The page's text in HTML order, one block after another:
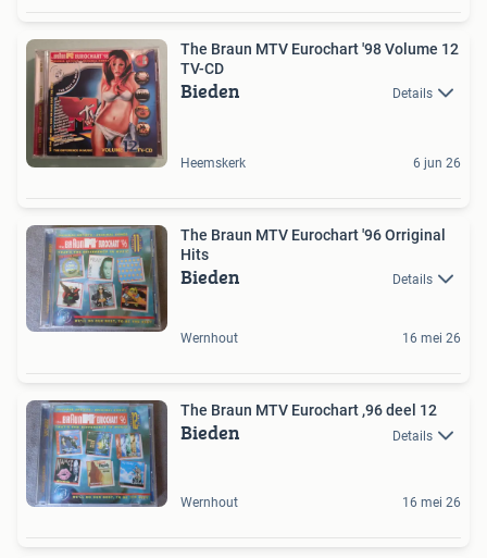
The Braun MTV Eurochart '98 Volume 12
TV-CD
Bieden Details
Heemskerk 6 jun 26
The Braun MTV Eurochart '96 Orriginal
Hits
Bieden Details
Wernhout 16 mei 26
The Braun MTV Eurochart ,96 deel 12
Bieden Details
Wernhout 16 mei 26